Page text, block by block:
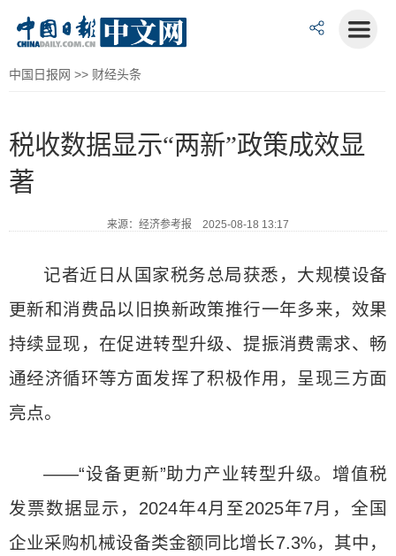
中国日报网 >> 财经头条
税收数据显示“两新”政策成效显
著
来源：经济参考报 2025-08-18 13:17
记者近日从国家税务总局获悉，大规模设备
更新和消费品以旧换新政策推行一年多来，效果
持续显现，在促进转型升级、提振消费需求、畅
通经济循环等方面发挥了积极作用，呈现三方面
亮点。
——“设备更新”助力产业转型升级。增值税
发票数据显示，2024年4月至2025年7月，全国
企业采购机械设备类金额同比增长7.3%，其中，